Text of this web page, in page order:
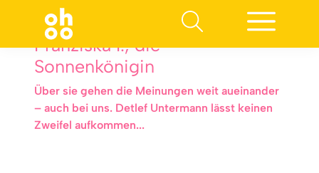
Franziska I., die
Sonnenkönigin
Über sie gehen die Meinungen weit aueinander
– auch bei uns. Detlef Untermann lässt keinen
Zweifel aufkommen...